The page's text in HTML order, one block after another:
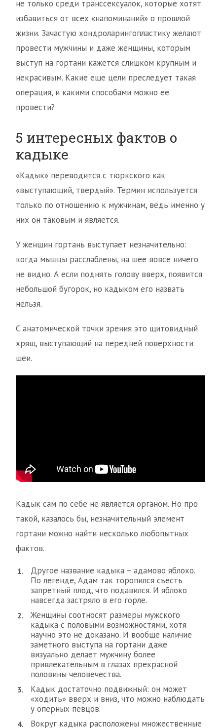
не только среди транссексуалок, которые хотят
избавиться от всех «напоминаний» о прошлой
жизни. Зачастую хондроларингопластику желают
провести мужчины и даже женщины, которым
выступ на гортани кажется слишком крупным и
некрасивым. Какие еще цели преследует такая
операция, и какими способами можно ее
провести?
5 интересных фактов о
кадыке
«Кадык» переводится с тюркского как
«выступающий, твердый». Термин используется
только по отношению к мужчинам, ведь именно у
них он таковым и является.
У женщин гортань выступает незначительно:
когда мышцы расслаблены, на шее вовсе ничего
не видно. А если поднять голову вверх, появится
небольшой бугорок, но кадыком его назвать
нельзя.
С анатомической точки зрения это щитовидный
хрящ, выступающий на передней поверхности
шеи.
Кадык сам по себе не является органом. Но про
такой, казалось бы, незначительный элемент
гортани можно найти несколько любопытных
фактов.
Другое название кадыка – адамово яблоко.
По легенде, Адам так торопился съесть
запретный плод, что подавился. И яблоко
навсегда застряло в его горле.
Женщины соотносят размеры мужского
кадыка с половыми возможностями, хотя
научно это не доказано. И вообще наличие
заметного выступа на гортани даже
визуально делает мужчину более
привлекательным в глазах прекрасной
половины человечества.
Кадык достаточно подвижный: он может
«ходить» вверх и вниз, что можно наблюдать
у оперных певцов.
Вокруг кадыка расположены множественные